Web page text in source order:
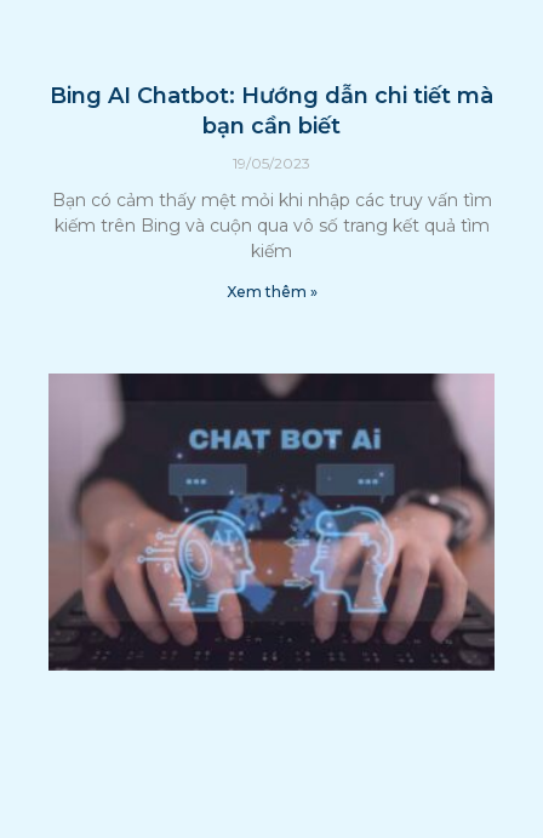
Bing AI Chatbot: Hướng dẫn chi tiết mà
bạn cần biết
19/05/2023
Bạn có cảm thấy mệt mỏi khi nhập các truy vấn tìm
kiếm trên Bing và cuộn qua vô số trang kết quả tìm
kiếm
Xem thêm »